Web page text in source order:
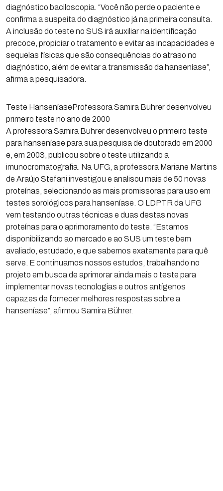
diagnóstico baciloscopia. “Você não perde o paciente e
confirma a suspeita do diagnóstico já na primeira consulta.
A inclusão do teste no SUS irá auxiliar na identificação
precoce, propiciar o tratamento e evitar as incapacidades e
sequelas físicas que são consequências do atraso no
diagnóstico, além de evitar a transmissão da hanseníase”,
afirma a pesquisadora.
Teste HanseníaseProfessora Samira Bührer desenvolveu
primeiro teste no ano de 2000
A professora Samira Bührer desenvolveu o primeiro teste
para hanseníase para sua pesquisa de doutorado em 2000
e, em 2003, publicou sobre o teste utilizando a
imunocromatografia. Na UFG, a professora Mariane Martins
de Araújo Stefani investigou e analisou mais de 50 novas
proteínas, selecionando as mais promissoras para uso em
testes sorológicos para hanseníase. O LDPTR da UFG
vem testando outras técnicas e duas destas novas
proteínas para o aprimoramento do teste. “Estamos
disponibilizando ao mercado e ao SUS um teste bem
avaliado, estudado, e que sabemos exatamente para quê
serve. E continuamos nossos estudos, trabalhando no
projeto em busca de aprimorar ainda mais o teste para
implementar novas tecnologias e outros antígenos
capazes de fornecer melhores respostas sobre a
hanseníase”, afirmou Samira Bührer.